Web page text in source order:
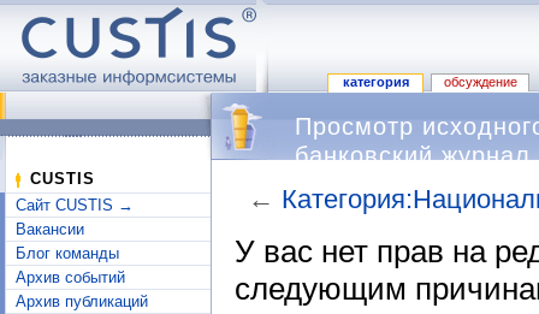
категория обсуждение
CUSTIS
Сайт CUSTIS →
Вакансии
Блог команды
Архив событий
Архив публикаций
Просмотр
банковский
←
У вас нет прав на
следующим